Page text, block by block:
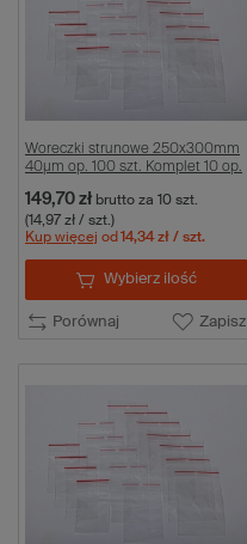
Woreczki strunowe 250x300mm
40µm op. 100 szt. Komplet 10 op.
149,70 zł brutto za 10 szt.
(14,97 zł / szt.)
Kup więcej od 14,34 zł / szt.
Porównaj Zapisz
Wybierz ilość